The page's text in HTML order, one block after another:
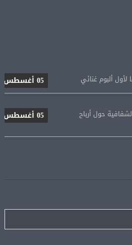
05 أغسطس
رسميًا.. انطلاق الدورى الممتاز 21 أغسطس.. وقمة الزمالك